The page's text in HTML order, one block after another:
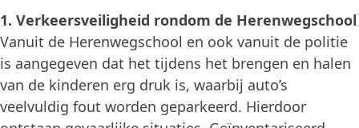
1. Verkeersveiligheid rondom de Herenwegschool
Vanuit de Herenwegschool en ook vanuit de politie
is aangegeven dat het tijdens het brengen en halen
van de kinderen erg druk is, waarbij auto’s
veelvuldig fout worden geparkeerd. Hierdoor